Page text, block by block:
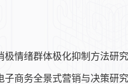
极情绪群体极化抑制方法研
子商务全景式营销与决策研